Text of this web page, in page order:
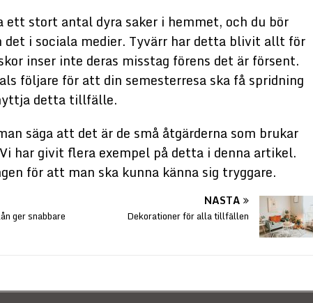
ett stort antal dyra saker i hemmet, och du bör
i sociala medier. Tyvärr har detta blivit allt för
inser inte deras misstag förens det är försent.
följare för att din semesterresa ska få spridning
detta tillfälle.
säga att det är de små åtgärderna som brukar
har givit flera exempel på detta i denna artikel.
för att man ska kunna känna sig tryggare.
ger snabbare
NÄSTA
Dekorationer för alla tillfällen